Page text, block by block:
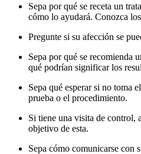
Sepa por qué se receta un
cómo lo ayudará. Conozca
Pregunte si su afección se
Sepa por qué se recomienda
qué podrían significar los
Sepa qué esperar si no toma
prueba o el procedimiento.
Si tiene una visita de control,
objetivo de esta.
Sepa cómo comunicarse con